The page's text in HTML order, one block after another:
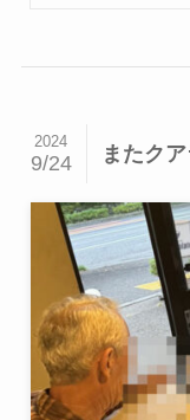
またク
2024
9/24